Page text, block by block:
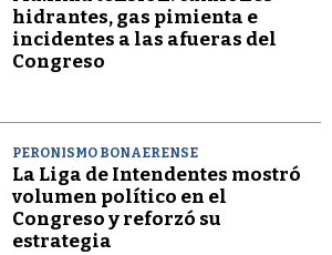
hidrantes, gas pimienta e
incidentes a las afueras del
Congreso
PERONISMO BONAERENSE
La Liga de Intendentes mostró
volumen político en el
Congreso y reforzó su
estrategia